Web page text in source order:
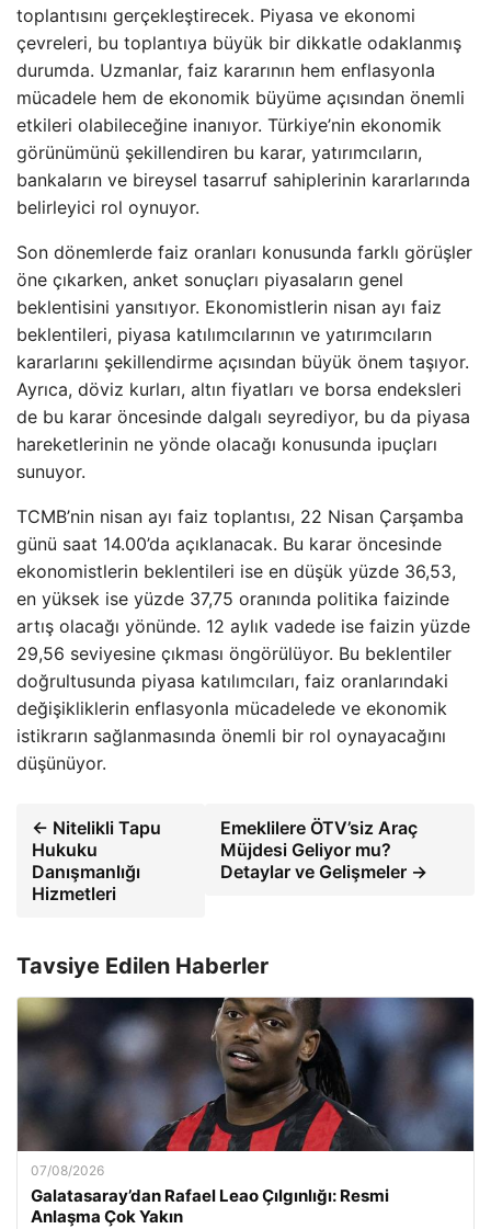
toplantısını gerçekleştirecek. Piyasa ve ekonomi
çevreleri, bu toplantıya büyük bir dikkatle odaklanmış
durumda. Uzmanlar, faiz kararının hem enflasyonla
mücadele hem de ekonomik büyüme açısından önemli
etkileri olabileceğine inanıyor. Türkiye’nin ekonomik
görünümünü şekillendiren bu karar, yatırımcıların,
bankaların ve bireysel tasarruf sahiplerinin kararlarında
belirleyici rol oynuyor.
Son dönemlerde faiz oranları konusunda farklı görüşler
öne çıkarken, anket sonuçları piyasaların genel
beklentisini yansıtıyor. Ekonomistlerin nisan ayı faiz
beklentileri, piyasa katılımcılarının ve yatırımcıların
kararlarını şekillendirme açısından büyük önem taşıyor.
Ayrıca, döviz kurları, altın fiyatları ve borsa endeksleri
de bu karar öncesinde dalgalı seyrediyor, bu da piyasa
hareketlerinin ne yönde olacağı konusunda ipuçları
sunuyor.
TCMB’nin nisan ayı faiz toplantısı, 22 Nisan Çarşamba
günü saat 14.00’da açıklanacak. Bu karar öncesinde
ekonomistlerin beklentileri ise en düşük yüzde 36,53,
en yüksek ise yüzde 37,75 oranında politika faizinde
artış olacağı yönünde. 12 aylık vadede ise faizin yüzde
29,56 seviyesine çıkması öngörülüyor. Bu beklentiler
doğrultusunda piyasa katılımcıları, faiz oranlarındaki
değişikliklerin enflasyonla mücadelede ve ekonomik
istikrarın sağlanmasında önemli bir rol oynayacağını
düşünüyor.
← Nitelikli Tapu
Hukuku
Danışmanlığı
Hizmetleri
Emeklilere ÖTV’siz Araç
Müjdesi Geliyor mu?
Detaylar ve Gelişmeler →
Tavsiye Edilen Haberler
07/08/2026
Galatasaray’dan Rafael Leao Çılgınlığı: Resmi
Anlaşma Çok Yakın